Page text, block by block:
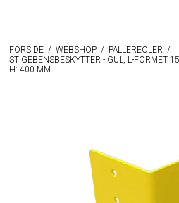
FORSIDE / WEBSHOP / PALLEREOLER /
STIGEBENSBESKYTTER - GUL, L-FORMET
H: 400 MM